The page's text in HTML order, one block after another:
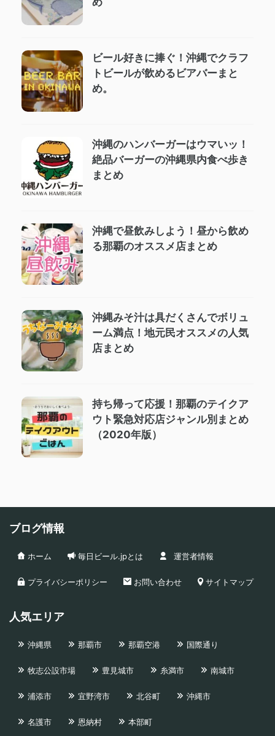
ビール好きに捧ぐ！沖縄でクラフ
トビールが飲めるビアバーまと
め。
沖縄のハンバーガーはウマいッ！
絶品バーガーの沖縄県内食べ歩き
まとめ
沖縄で昼飲みしよう！昼から飲め
る那覇のオススメ店まとめ
沖縄みそ汁は具だくさんでボリュ
ーム満点！地元民オススメの人気
店まとめ
持ち帰って応援！那覇のテイクア
ウト緊急対応店ジャンル別まとめ
（2020年版）
ブログ情報
ホーム 毎日ビール.jpとは 運営者情報
プライバシーポリシー お問い合わせ サイトマップ
人気エリア
沖縄県 那覇市 那覇空港 国際通り
牧志公設市場 豊見城市 糸満市 南城市
浦添市 宜野湾市 北谷町 沖縄市
名護市 恩納村 本部町